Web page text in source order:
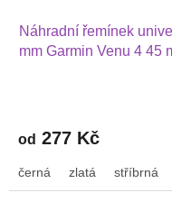
Náhradní řemínek
mm Garmin Venu 4 45
je
z
5
od 277 Kč
černá zlatá stříbrná